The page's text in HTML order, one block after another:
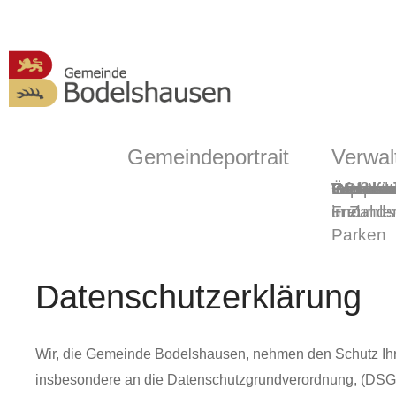
Gemeindeportrait
in
ÖPNV
und
Parken
Ortsplan
Datenschutzerklärung
Wir, die Gemeinde Bodelshausen, nehmen den Schutz
insbesondere an die Datenschutzgrundverordnung,